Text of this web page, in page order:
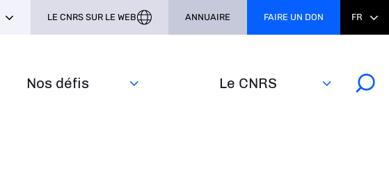
Nos défis‎ Le CNRS
LE CNRS SUR LE WEB ANNUAIRE FAIRE UN DON FR